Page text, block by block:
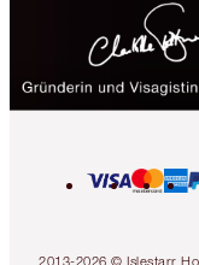
2013-2026 © Islestarr